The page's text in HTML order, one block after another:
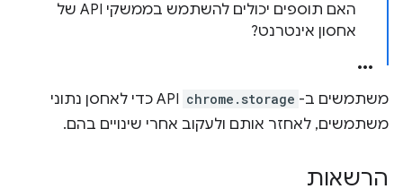
האם תוספים יכולים להשתמש בממשקי API של
אחסון אינטרנט?
משתמשים ב- chrome.storage
API כדי לאחסן נתוני
משתמשים, לאחזר אותם ולעקוב אחרי שינויים בהם.
הרשאות